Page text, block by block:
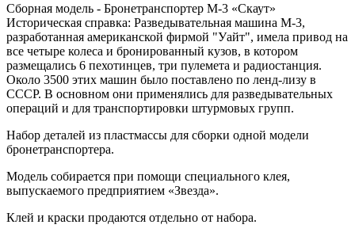
Сборная модель - Бронетранспортер М-3 «Скаут»
Историческая справка: Разведывательная машина М-3,
разработанная американской фирмой "Уайт", имела привод на
все четыре колеса и бронированный кузов, в котором
размещались 6 пехотинцев, три пулемета и радиостанция.
Около 3500 этих машин было поставлено по ленд-лизу в
СССР. В основном они применялись для разведывательных
операций и для транспортировки штурмовых групп.
Набор деталей из пластмассы для сборки одной модели
бронетранспортера.
Модель собирается при помощи специального клея,
выпускаемого предприятием «Звезда».
Клей и краски продаются отдельно от набора.